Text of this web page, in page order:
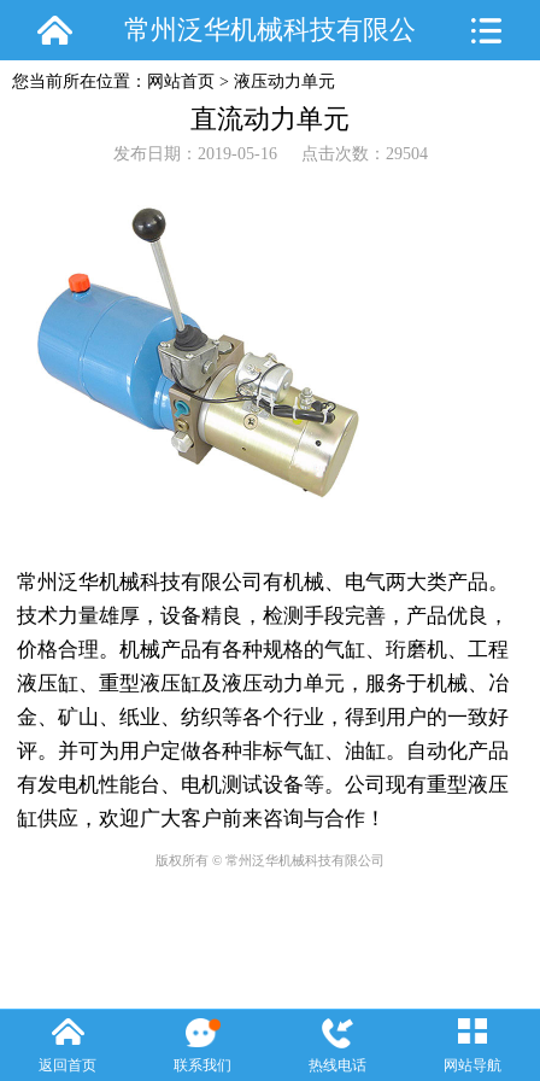
常州泛华机械科技有限公
司
您当前所在位置： 网站首页 > 液压动力单元
直流动力单元
发布日期：2019-05-16 点击次数：29504
常州泛华机械科技有限公司有机械、电气两大类产品。
技术力量雄厚，设备精良，检测手段完善，产品优良，
价格合理。机械产品有各种规格的气缸、珩磨机、工程
液压缸、重型液压缸及液压动力单元，服务于机械、冶
金、矿山、纸业、纺织等各个行业，得到用户的一致好
评。并可为用户定做各种非标气缸、油缸。自动化产品
有发电机性能台、电机测试设备等。公司现有重型液压
缸供应，欢迎广大客户前来咨询与合作！
版权所有 © 常州泛华机械科技有限公司
返回首页 联系我们 热线电话 网站导航